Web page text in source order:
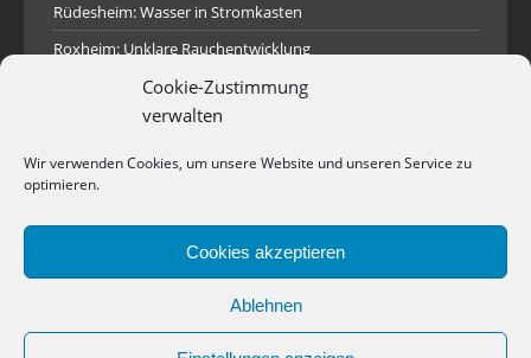
Cookie-Zustimmung
verwalten
Wir verwenden Cookies, um unsere Website und unseren Service zu
optimieren.
Cookies akzeptieren
Ablehnen
Rüdesheim: Wasser in Stromkasten
Roxheim: Unklare Rauchentwicklung
Sprendlingen: Überörtliche Hilfe bei Industriebrand in
Sprendlingen
Rüdesheim: Aufgerissener Dieseltank
Industriepark Pferdsfeld: Brand eines Holzpolter